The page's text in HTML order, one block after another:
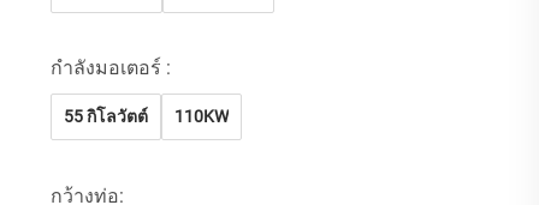
กำลังมอเตอร์ :
55 กิโลวัตต์ 110KW
กว้างท่อ: